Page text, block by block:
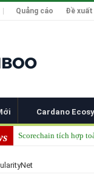
Quảng cáo Đề
Cardano
Scorechain tích hợp